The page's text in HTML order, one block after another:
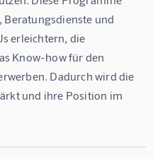
Beratungsdienste und
erleichtern, die
Know-how für den
Dadurch wird die
und ihre Position im